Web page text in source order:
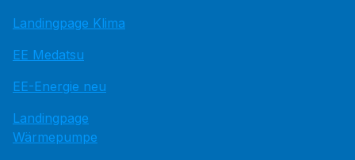
Landingpage Klima
EE Medatsu
EE-Energie neu
Landingpage
Wärmepumpe